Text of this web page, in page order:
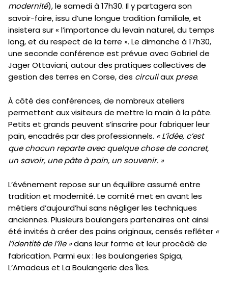
modernité), le samedi à 17h30. Il y partagera son
savoir-faire, issu d’une longue tradition familiale, et
insistera sur « l’importance du levain naturel, du temps
long, et du respect de la terre ». Le dimanche à 17h30,
une seconde conférence est prévue avec Gabriel de
Jager Ottaviani, autour des pratiques collectives de
gestion des terres en Corse, des circuliaux prese.
À côté des conférences, de nombreux ateliers
permettent aux visiteurs de mettre la main à la pâte.
Petits et grands peuvent s’inscrire pour fabriquer leur
pain, encadrés par des professionnels. « L’idée, c’est
que chacun reparte avec quelque chose de concret,
un savoir, une pâte à pain, un souvenir. »
L’événement repose sur un équilibre assumé entre
tradition et modernité. Le comité met en avant les
métiers d’aujourd’hui sans négliger les techniques
anciennes. Plusieurs boulangers partenaires ont ainsi
été invités à créer des pains originaux, censés refléter «
l’identité de l’île »dans leur forme et leur procédé de
fabrication. Parmi eux : les boulangeries Spiga,
L’Amadeus et La Boulangerie des Îles.